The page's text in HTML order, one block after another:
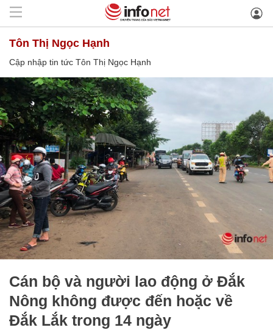
Tôn Thị Ngọc Hạnh
Cập nhập tin tức Tôn Thị Ngọc Hạnh
Cán bộ và người lao động ở Đắk
Nông không được đến hoặc về
Đắk Lắk trong 14 ngày